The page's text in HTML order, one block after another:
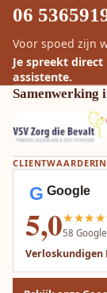
06
Voor spoed zijn
Je spreekt
assistente.
Samenwerking
G Google
5,058
Verloskundigen